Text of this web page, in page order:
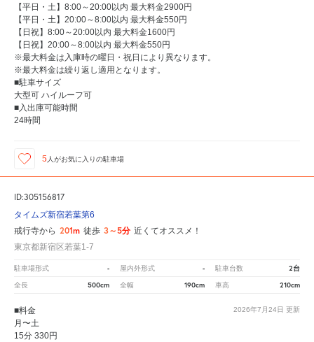
【平日・土】8:00～20:00以内 最大料金2900円
【平日・土】20:00～8:00以内 最大料金550円
【日祝】8:00～20:00以内 最大料金1600円
【日祝】20:00～8:00以内 最大料金550円
※最大料金は入庫時の曜日・祝日により異なります。
※最大料金は繰り返し適用となります。
■駐車サイズ
大型可 ハイルーフ可
■入出庫可能時間
24時間
5 人がお気に入りの駐車場
ID:305156817
タイムズ新宿若葉第6
戒行寺から 201m 徒歩 3～5分 近くてオススメ！
東京都新宿区若葉1-7
駐車場形式 - 屋内外形式 - 駐車台数 2台
全長 500cm 全幅 190cm 車高 210cm
2026年7月24日 更新
■料金
月〜土
15分 330円